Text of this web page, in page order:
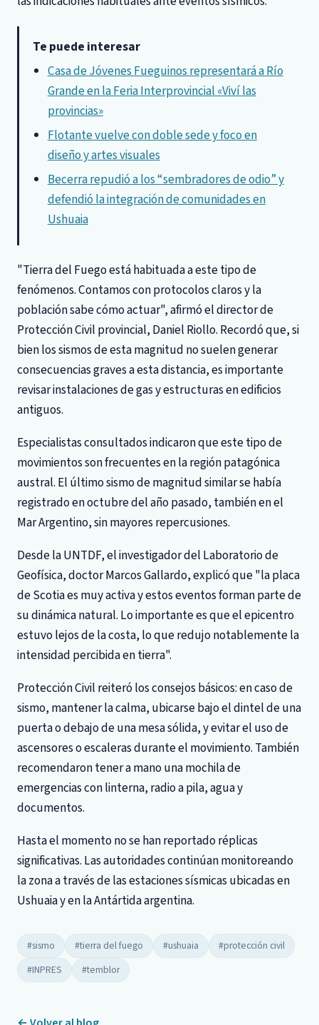
Te puede interesar
Casa de Jóvenes Fueguinos representará a Río
Grande en la Feria Interprovincial «Viví las
provincias»
Flotante vuelve con doble sede y foco en
diseño y artes visuales
Becerra repudió a los “sembradores de odio” y
defendió la integración de comunidades en
Ushuaia
"Tierra del Fuego está habituada a este tipo de
fenómenos. Contamos con protocolos claros y la
población sabe cómo actuar", afirmó el director de
Protección Civil provincial, Daniel Riollo. Recordó que, si
bien los sismos de esta magnitud no suelen generar
consecuencias graves a esta distancia, es importante
revisar instalaciones de gas y estructuras en edificios
antiguos.
Especialistas consultados indicaron que este tipo de
movimientos son frecuentes en la región patagónica
austral. El último sismo de magnitud similar se había
registrado en octubre del año pasado, también en el
Mar Argentino, sin mayores repercusiones.
Desde la UNTDF, el investigador del Laboratorio de
Geofísica, doctor Marcos Gallardo, explicó que "la placa
de Scotia es muy activa y estos eventos forman parte de
su dinámica natural. Lo importante es que el epicentro
estuvo lejos de la costa, lo que redujo notablemente la
intensidad percibida en tierra".
Protección Civil reiteró los consejos básicos: en caso de
sismo, mantener la calma, ubicarse bajo el dintel de una
puerta o debajo de una mesa sólida, y evitar el uso de
ascensores o escaleras durante el movimiento. También
recomendaron tener a mano una mochila de
emergencias con linterna, radio a pila, agua y
documentos.
Hasta el momento no se han reportado réplicas
significativas. Las autoridades continúan monitoreando
la zona a través de las estaciones sísmicas ubicadas en
Ushuaia y en la Antártida argentina.
#sismo #tierra del fuego #ushuaia
#protección civil
#INPRES
#temblor